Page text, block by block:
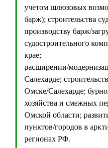
учетом шлюзовых
барж); строительства
производству барж/
судостроительного
крае;
расширении/
Салехарде;
Омске/Салехарде;
хозяйства и смежных
Омской области;
пунктов/городов в
регионах РФ.